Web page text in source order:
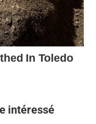
intéressé